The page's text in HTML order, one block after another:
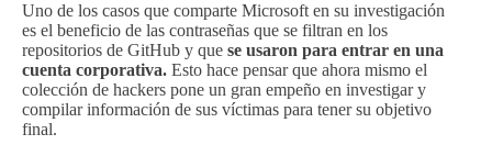
Uno de los casos que comparte Microsoft en su investigación
es el beneficio de las contraseñas que se filtran en los
repositorios de GitHub y que se usaron para entrar en una
cuenta corporativa. Esto hace pensar que ahora mismo el
colección de hackers pone un gran empeño en investigar y
compilar información de sus víctimas para tener su objetivo
final.